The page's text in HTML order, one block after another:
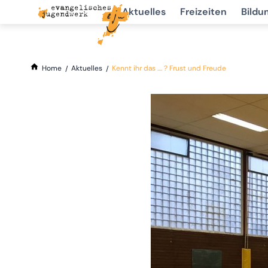
Aktuelles Freizeiten
Home Aktuelles Kennt ihr das .... ? Frust und Freude